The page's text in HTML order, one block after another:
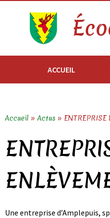
ACCUEIL
Accueil » Actus »
Une entreprise d’Amplepuis,